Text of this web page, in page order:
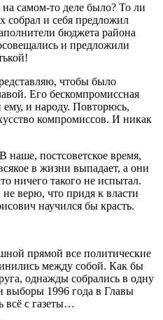
самом-то деле было? То ли
собрал и себя предложил
бюджета района
и предложили
чтобы было
Его бескомпромиссная
и народу. Повторюсь,
компромиссов. И никак
постсоветское время,
в жизни выпадает, а они
ничего такого не испытал.
верю, что придя к власти
научился бы красть.
прямой все политические
между собой. Как бы
однажды собрались в одну
выборы 1996 года в Главы
всё с газеты…